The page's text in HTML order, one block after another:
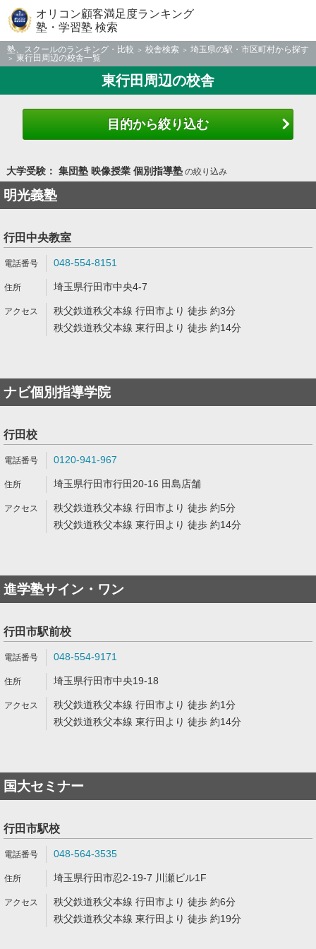
オリコン顧客満足度ランキング
塾・学習塾 検索
塾、スクールのランキング・比較 校舎検索
埼玉県の駅・市区町村から探す
東行田周辺の校舎一覧
東行田周辺の校舎
目的から絞り込む
大学受験： 集団塾 映像授業 個別指導塾の絞り込み
明光義塾
行田中央教室
048-554-8151
埼玉県行田市中央4-7
秩父鉄道秩父本線 行田市より 徒歩 約3分
秩父鉄道秩父本線 東行田より 徒歩 約14分
ナビ個別指導学院
行田校
0120-941-967
埼玉県行田市行田20-16 田島店舗
秩父鉄道秩父本線 行田市より 徒歩 約5分
秩父鉄道秩父本線 東行田より 徒歩 約14分
進学塾サイン・ワン
行田市駅前校
048-554-9171
埼玉県行田市中央19-18
秩父鉄道秩父本線 行田市より 徒歩 約1分
秩父鉄道秩父本線 東行田より 徒歩 約14分
国大セミナー
行田市駅校
048-564-3535
埼玉県行田市忍2-19-7 川瀬ビル1F
秩父鉄道秩父本線 行田市より 徒歩 約6分
秩父鉄道秩父本線 東行田より 徒歩 約19分